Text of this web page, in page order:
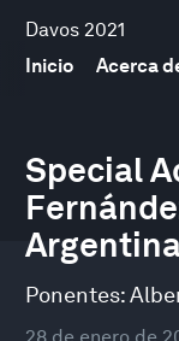
Davos 2021
Inicio
Acerca
Special
Argentina
Ponentes:
seconds
of
32
minutes,
20
seconds